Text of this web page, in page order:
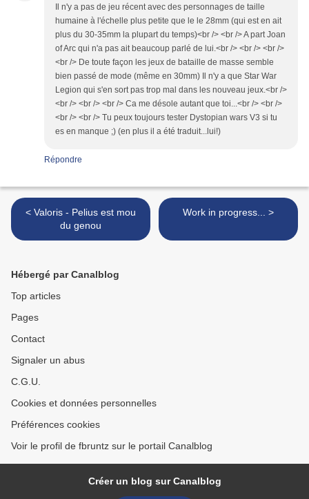
Il n'y a pas de jeu récent avec des personnages de taille
humaine à l'échelle plus petite que le le 28mm (qui est en ait
plus du 30-35mm la plupart du temps)<br /> <br /> A part Joan
of Arc qui n'a pas ait beaucoup parlé de lui.<br /> <br /> <br />
<br /> De toute façon les jeux de bataille de masse semble
bien passé de mode (même en 30mm) Il n'y a que Star War
Legion qui s'en sort pas trop mal dans les nouveau jeux.<br />
<br /> <br /> <br /> Ca me désole autant que toi...<br /> <br />
<br /> <br /> Tu peux toujours tester Dystopian wars V3 si tu
es en manque ;) (en plus il a été traduit...lui!)
Répondre
< Valoris - Pelius est mou
du genou
Work in progress... >
Hébergé par Canalblog
Top articles
Pages
Contact
Signaler un abus
C.G.U.
Cookies et données personnelles
Préférences cookies
Voir le profil de fbruntz sur le portail Canalblog
Créer un blog sur Canalblog